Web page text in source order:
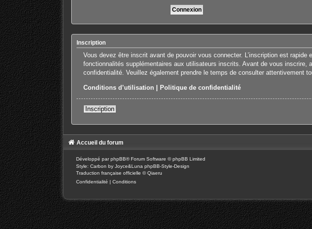
Inscription
Vous devez être inscrit avant de pouvoir vous connecter. L’inscription est
fonctionnalités supplémentaires aux utilisateurs inscrits. Avant de vous inscrire,
confidentialité. Veuillez également prendre le temps de consulter attentivement
Conditions d’utilisation Politique de confidentialité
Inscription
Accueil du forum
Développé parphpBB® Forum Software © phpBB Limited
Style: Carbon by Joyce&Luna phpBB-Style-Design
Traduction française officielle ©Qiaeru
Confidentialité | Conditions